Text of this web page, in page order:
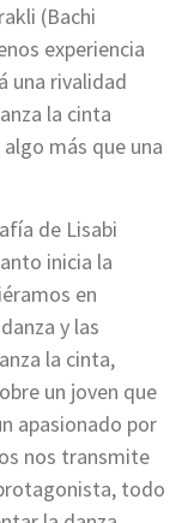
(Bachi
experiencia
una rivalidad
la cinta
más que una
de Lisabi
inicia la
en
y las
la cinta,
un joven que
apasionado por
nos transmite
todo